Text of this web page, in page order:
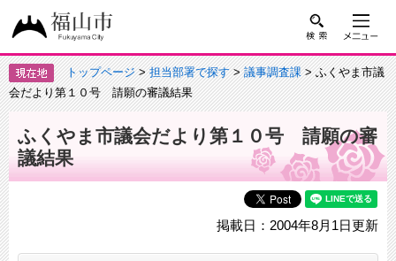
トップページ>担当部署で探す>議事調査課> ふくやま市議
会だより第１０号 請願の審議結果
ふくやま市議会だより第１０号 請願の審
議結果
掲載日：2004年8月1日更新